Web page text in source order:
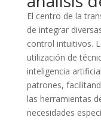
El centro de la
de integrar
control intuitivos.
utilización de
inteligencia
patrones,
las herramientas
necesidades